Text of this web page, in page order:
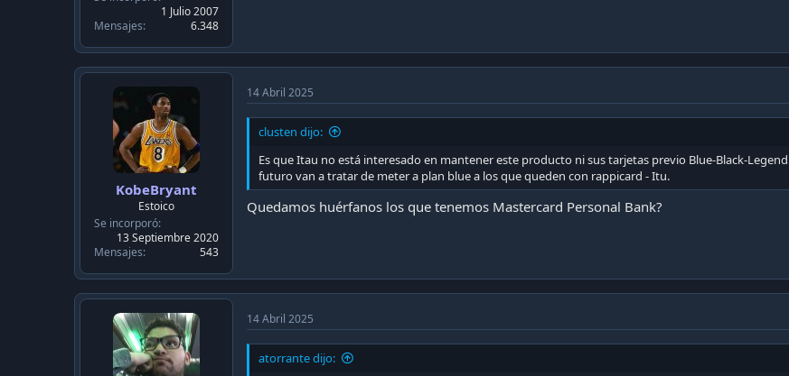
1 Julio 2007
Mensajes
6.348
KobeBryant
Estoico
Se incorporó
13 Septiembre 2020
Mensajes
543
14 Abril 2025
clusten dijo:
Es que Itau no está interesado en mantener este producto ni sus tarjetas previo Blue-Black-
futuro van a tratar de meter a plan blue a los que queden con rappicard - Itu.
Quedamos huérfanos los que tenemos Mastercard Personal Bank?
14 Abril 2025
atorrante dijo: